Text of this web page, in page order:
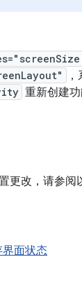
重新创建功
更改，请参阅
面状态